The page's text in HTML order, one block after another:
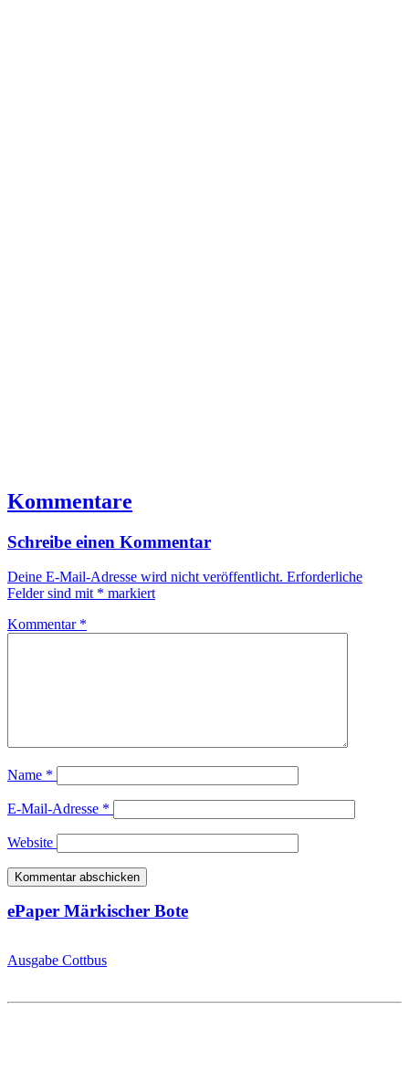
Kommentare
Schreibe einen Kommentar
Deine E-Mail-Adresse wird nicht veröffentlicht. Erforderliche
Felder sind mit * markiert
Kommentar *
Name *
E-Mail-Adresse *
Website
ePaper Märkischer Bote
Ausgabe Cottbus